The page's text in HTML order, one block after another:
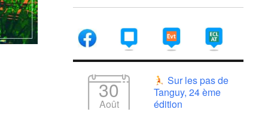
30
Août
Sur les pas de
Tanguy, 24 ème
édition